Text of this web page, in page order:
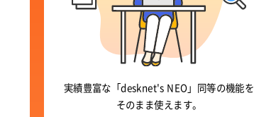
実績豊富な「desknet's NEO」同等の機能を
そのまま使えます。